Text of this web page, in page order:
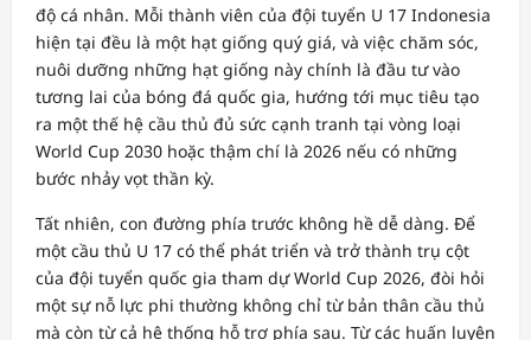
độ cá nhân. Mỗi thành viên của đội tuyển U 17 Indonesia
hiện tại đều là một hạt giống quý giá, và việc chăm sóc,
nuôi dưỡng những hạt giống này chính là đầu tư vào
tương lai của bóng đá quốc gia, hướng tới mục tiêu tạo
ra một thế hệ cầu thủ đủ sức cạnh tranh tại vòng loại
World Cup 2030 hoặc thậm chí là 2026 nếu có những
bước nhảy vọt thần kỳ.
Tất nhiên, con đường phía trước không hề dễ dàng. Để
một cầu thủ U 17 có thể phát triển và trở thành trụ cột
của đội tuyển quốc gia tham dự World Cup 2026, đòi hỏi
một sự nỗ lực phi thường không chỉ từ bản thân cầu thủ
mà còn từ cả hệ thống hỗ trợ phía sau. Từ các huấn luyện